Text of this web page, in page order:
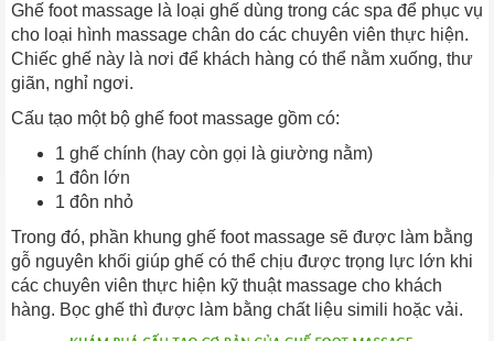
Ghế foot massage là loại ghế dùng trong các spa để phục vụ
cho loại hình massage chân do các chuyên viên thực hiện.
Chiếc ghế này là nơi để khách hàng có thể nằm xuống, thư
giãn, nghỉ ngơi.
Cấu tạo một bộ ghế foot massage gồm có:
1 ghế chính (hay còn gọi là giường nằm)
1 đôn lớn
1 đôn nhỏ
Trong đó, phần khung ghế foot massage sẽ được làm bằng
gỗ nguyên khối giúp ghế có thể chịu được trọng lực lớn khi
các chuyên viên thực hiện kỹ thuật massage cho khách
hàng. Bọc ghế thì được làm bằng chất liệu simili hoặc vải.